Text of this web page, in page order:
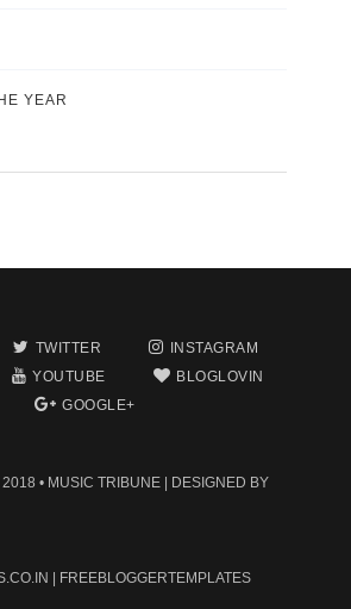
YEAR
TWITTER
INSTAGRAM
YOUTUBE
BLOGLOVIN
GOOGLE+
• MUSIC TRIBUNE | DESIGNED BY
| FREEBLOGGERTEMPLATES